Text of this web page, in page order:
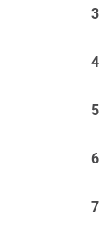
3
4
5
6
7